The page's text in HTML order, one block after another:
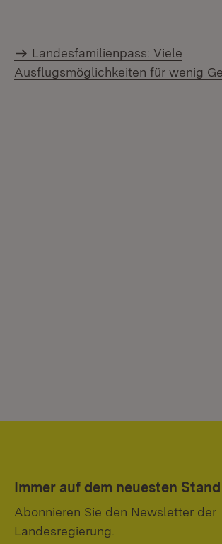
Landesfamilienpass: Viele
Ausflugsmöglichkeiten für wenig
Immer auf dem neuesten Stand
Abonnieren Sie den Newsletter der
Landesregierung.